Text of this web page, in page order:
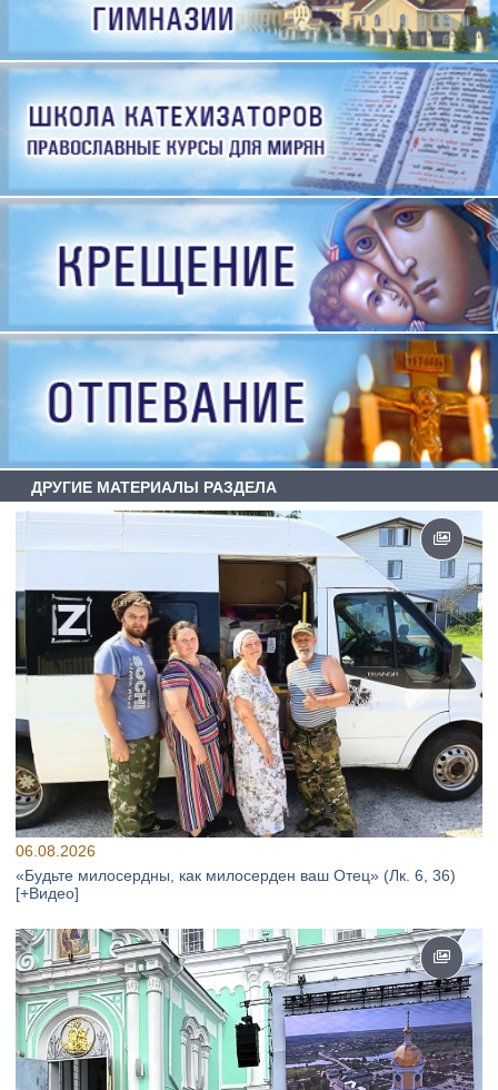
ДРУГИЕ МАТЕРИАЛЫ РАЗДЕЛА
06.08.2026
«Будьте милосердны, как милосерден ваш Отец» (Лк. 6, 36)
[+Видео]